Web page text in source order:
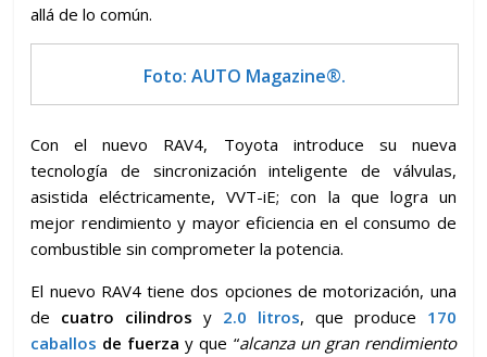
allá de lo común.
Foto: AUTO Magazine®.
Con el nuevo RAV4, Toyota introduce su nueva
tecnología de sincronización inteligente de válvulas,
asistida eléctricamente, VVT-iE; con la que logra un
mejor rendimiento y mayor eficiencia en el consumo de
combustible sin comprometer la potencia.
El nuevo RAV4 tiene dos opciones de motorización, una
de cuatro cilindros y 2.0 litros, que produce 170
caballos de fuerzay que “alcanza un gran rendimiento